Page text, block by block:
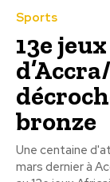
Sports
13e
bronze
Une centaine
mars dernier à